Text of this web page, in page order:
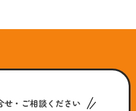
せ・ご相談ください